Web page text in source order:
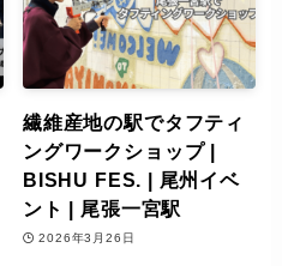
繊維産地の駅でタフティ
ングワークショップ |
BISHU FES. | 尾州イベ
ント | 尾張一宮駅
2026年3月26日